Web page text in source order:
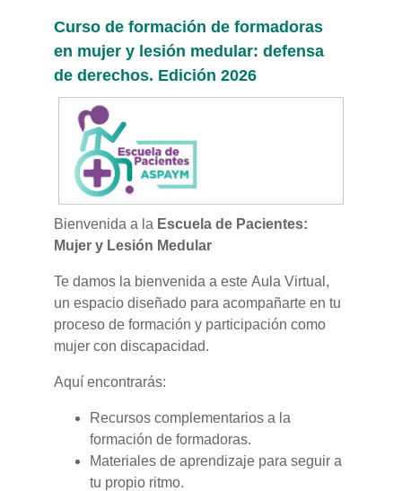
Curso de formación de formadoras
en mujer y lesión medular: defensa
de derechos. Edición 2026
Bienvenida a la Escuela de Pacientes:
Mujer y Lesión Medular
Te damos la bienvenida a este Aula Virtual,
un espacio diseñado para acompañarte en tu
proceso de formación y participación como
mujer con discapacidad.
Aquí encontrarás:
Recursos complementarios a la
formación de formadoras.
Materiales de aprendizaje para seguir a
tu propio ritmo.